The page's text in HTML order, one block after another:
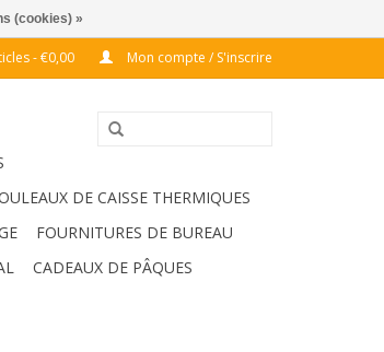
- €0,00 Mon compte / S'inscrire
DE CAISSE THERMIQUES
FOURNITURES DE BUREAU
CADEAUX DE PÂQUES
(cookies) »